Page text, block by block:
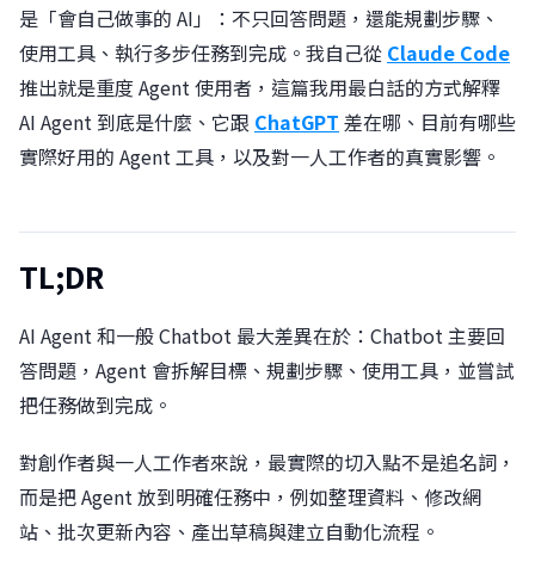
是「會自己做事的 AI」：不只回答問題，還能規劃步驟、
使用工具、執行多步任務到完成。我自己從 Claude Code
推出就是重度 Agent 使用者，這篇我用最白話的方式解釋
AI Agent 到底是什麼、它跟 ChatGPT 差在哪、目前有哪些
實際好用的 Agent 工具，以及對一人工作者的真實影響。
TL;DR
AI Agent 和一般 Chatbot 最大差異在於：Chatbot 主要回
答問題，Agent 會拆解目標、規劃步驟、使用工具，並嘗試
把任務做到完成。
對創作者與一人工作者來說，最實際的切入點不是追名詞，
而是把 Agent 放到明確任務中，例如整理資料、修改網
站、批次更新內容、產出草稿與建立自動化流程。